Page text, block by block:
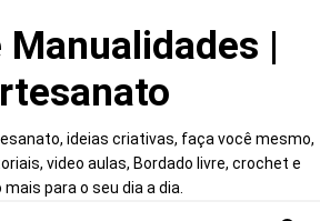
Manualidades |
ideias criativas, faça você mesmo,
video aulas, Bordado livre, crochet e
para o seu dia a dia.